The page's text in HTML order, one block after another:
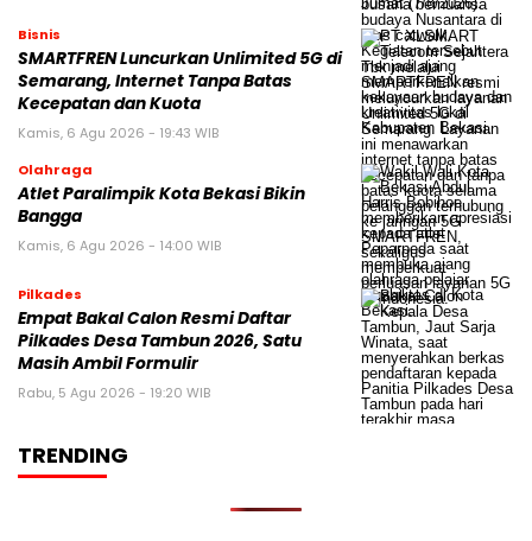
Bisnis
SMARTFREN Luncurkan Unlimited 5G di
Semarang, Internet Tanpa Batas
Kecepatan dan Kuota
Kamis, 6 Agu 2026 - 19:43 WIB
Olahraga
Atlet Paralimpik Kota Bekasi Bikin
Bangga
Kamis, 6 Agu 2026 - 14:00 WIB
Pilkades
Empat Bakal Calon Resmi Daftar
Pilkades Desa Tambun 2026, Satu
Masih Ambil Formulir
Rabu, 5 Agu 2026 - 19:20 WIB
TRENDING